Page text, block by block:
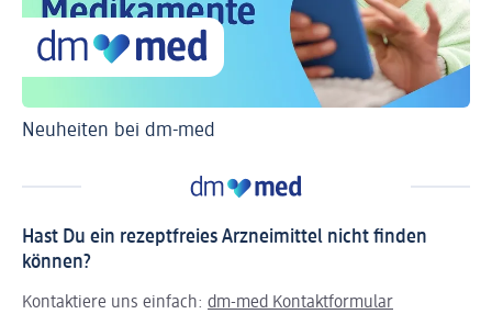
Neuheiten bei dm-med
Hast Du ein rezeptfreies Arzneimittel nicht finden
können?
Kontaktiere uns einfach: dm-med Kontaktformular